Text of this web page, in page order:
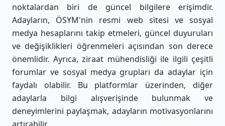
noktalardan biri de güncel bilgilere erişimdir.
Adayların, ÖSYM'nin resmi web sitesi ve sosyal
medya hesaplarını takip etmeleri, güncel duyuruları
ve değişiklikleri öğrenmeleri açısından son derece
önemlidir. Ayrıca, ziraat mühendisliği ile ilgili çeşitli
forumlar ve sosyal medya grupları da adaylar için
faydalı olabilir. Bu platformlar üzerinden, diğer
adaylarla bilgi alışverişinde bulunmak ve
deneyimlerini paylaşmak, adayların motivasyonlarını